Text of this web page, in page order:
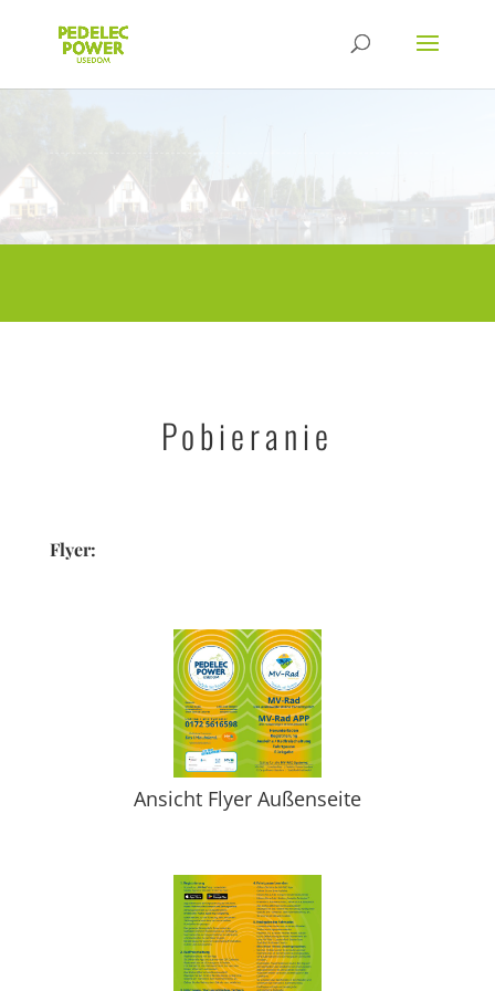
Pobieranie
Flyer:
Ansicht Flyer Außenseite